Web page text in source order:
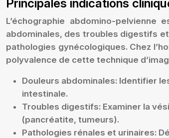
Principales indications
L’échographie abdomino-
abdominales, des troubles digestifs
pathologies gynécologiques. Chez
polyvalence de cette technique
Douleurs abdominales: Identifier
intestinale.
Troubles digestifs: Examiner la
(pancréatite, tumeurs).
Pathologies rénales et urinaires: